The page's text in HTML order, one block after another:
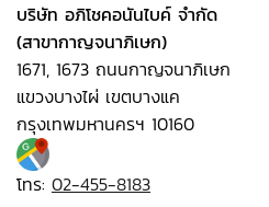
บริษัท อภิโชคอนันไบค์ จำกัด
(สาขากาญจนาภิเษก)
1671, 1673 ถนนกาญจนาภิเษก
แขวงบางไผ่ เขตบางแค
กรุงเทพมหานครฯ 10160
โทร: 02-455-8183